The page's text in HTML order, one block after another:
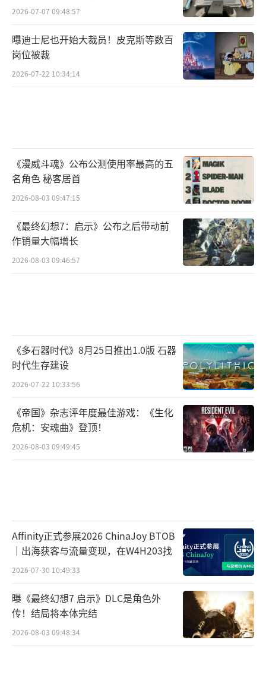
2026-07-07 09:48:57
曝迪士尼也开始大裁员！皮克斯等数百
岗位被裁
2026-07-22 10:34:14
《漫威斗魂》公布公测使用率最高的五
名角色 秘客居首
2026-08-03 09:47:15
《最终幻想7：启示》公布之后带动前
作销量大幅增长
2026-08-03 09:46:57
《多石器时代》8月25日推出1.0版 石器
时代生存建设
2026-07-22 10:33:56
《帝国》杂志评年度最佳游戏：《生化
危机：安魂曲》登顶！
2026-08-03 09:49:45
Affinity正式参展2026 ChinaJoy BTOB
｜出海获客与流量变现，在W4H203找
2026-07-30 10:49:33
曝《最终幻想7 启示》DLC是角色外
传！结局将本体完结
2026-08-03 09:48:34